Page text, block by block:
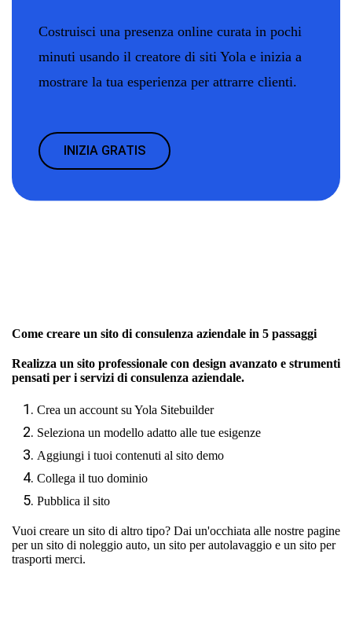
Costruisci una presenza online curata in pochi
minuti usando il creatore di siti Yola e inizia a
mostrare la tua esperienza per attrarre clienti.
INIZIA GRATIS
Come creare un sito di consulenza aziendale in 5 passaggi
Realizza un sito professionale con design avanzato e strumenti
pensati per i servizi di consulenza aziendale.
Crea un account su Yola Sitebuilder
Seleziona un modello adatto alle tue esigenze
Aggiungi i tuoi contenuti al sito demo
Collega il tuo dominio
Pubblica il sito
Vuoi creare un sito di altro tipo? Dai un'occhiata alle nostre pagine
perun sito di noleggio auto, un sito per autolavaggio e un sito per
trasporti merci.